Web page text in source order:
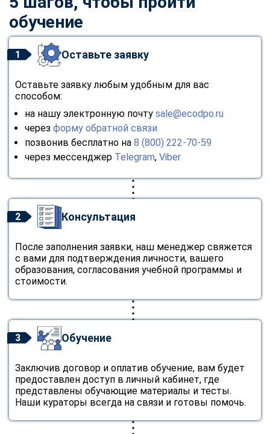
обучение
1 Оставьте заявку
Оставьте заявку любым удобным для вас
способом:
на нашу электронную почту sale@ecodpo.ru
через форму обратной связи
позвонив бесплатно на 8 (800) 222-70-59
через мессенджер Telegram, Viber
2 Консультация
После заполнения заявки, наш менеджер свяжется
с вами для подтверждения личности, вашего
образования, согласования учебной программы и
стоимости.
3 Обучение
Заключив договор и оплатив обучение, вам будет
предоставлен доступ в личный кабинет, где
представлены обучающие материалы и тесты.
Наши кураторы всегда на связи и готовы помочь.